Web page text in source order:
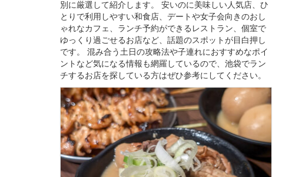
別に厳選して紹介します。 安いのに美味しい人気店、ひ
とりで利用しやすい和食店、デートや女子会向きのおし
ゃれなカフェ、ランチ予約ができるレストラン、個室で
ゆっくり過ごせるお店など、話題のスポットが目白押し
です。 混み合う土日の攻略法や子連れにおすすめなポイ
ントなど気になる情報も網羅しているので、池袋でラン
チするお店を探している方はぜひ参考にしてください。